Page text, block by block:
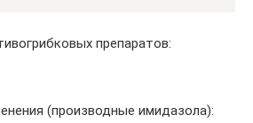
препаратов:
(производные имидазола):